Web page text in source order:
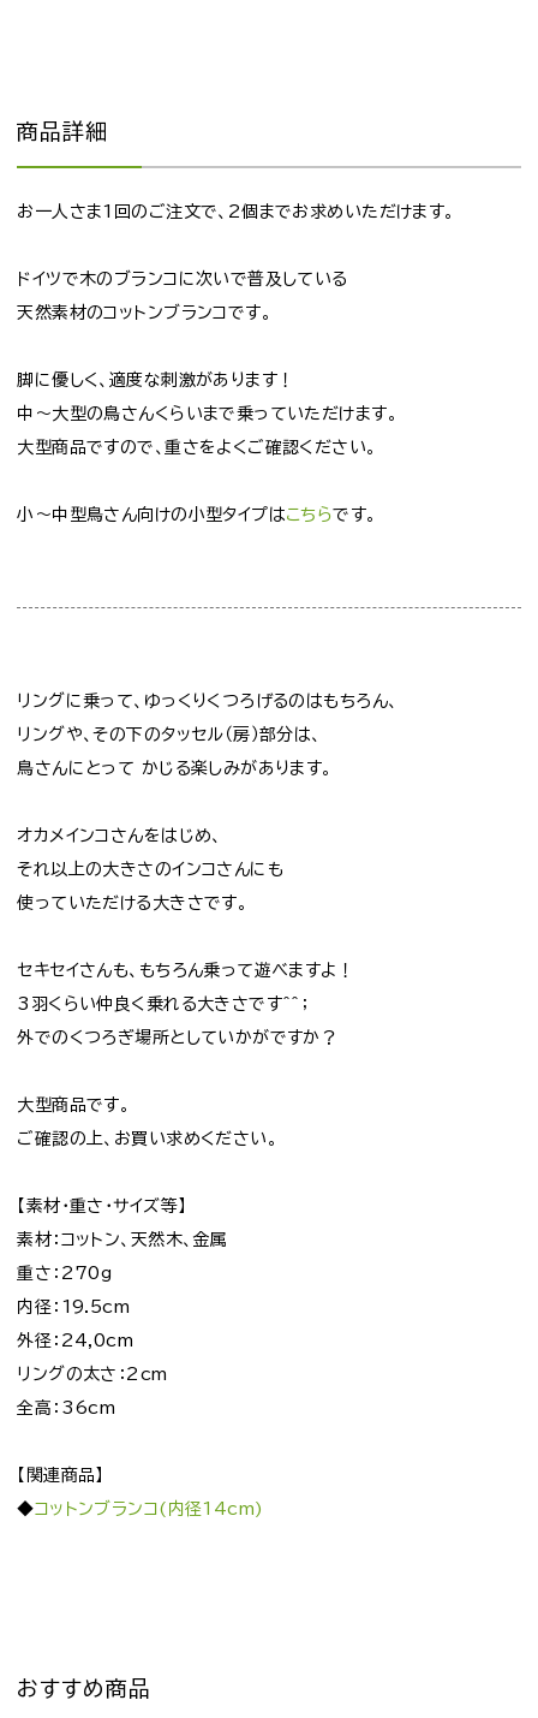
商品詳細
お一人さま1回のご注文で、2個までお求めいただけます。
ドイツで木のブランコに次いで普及している
天然素材のコットンブランコです。
脚に優しく、適度な刺激があります！
中～大型の鳥さんくらいまで乗っていただけます。
大型商品ですので、重さをよくご確認ください。
小～中型鳥さん向けの小型タイプはこちらです。
リングに乗って、ゆっくりくつろげるのはもちろん、
リングや、その下のタッセル（房）部分は、
鳥さんにとって かじる楽しみがあります。
オカメインコさんをはじめ、
それ以上の大きさのインコさんにも
使っていただける大きさです。
セキセイさんも、もちろん乗って遊べますよ！
3羽くらい仲良く乗れる大きさです＾＾；
外でのくつろぎ場所としていかがですか？
大型商品です。
ご確認の上、お買い求めください。
【素材・重さ・サイズ等】
素材：コットン、天然木、金属
重さ：270g
内径：19.5cm
外径：24,0cm
リングの太さ：2cm
全高：36cm
【関連商品】
◆コットンブランコ(内径14cm)
おすすめ商品